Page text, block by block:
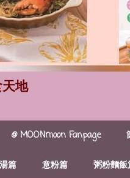
地
@ MOONmoon Fanpage
篇 意粉篇 粥粉麵飯